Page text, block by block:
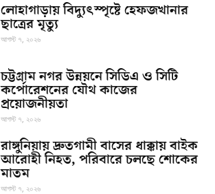
লোহাগাড়ায় বিদ্যুৎস্পৃষ্টে হেফজখানার
ছাত্রের মৃত্যু
আগস্ট ৭, ২০২৬
চট্টগ্রাম নগর উন্নয়নে সিডিএ ও সিটি
কর্পোরেশনের যৌথ কাজের
প্রয়োজনীয়তা
আগস্ট ৭, ২০২৬
রাঙ্গুনিয়ায় দ্রুতগামী বাসের ধাক্কায় বাইক
আরোহী নিহত, পরিবারে চলছে শোকের
মাতম
আগস্ট ৭, ২০২৬